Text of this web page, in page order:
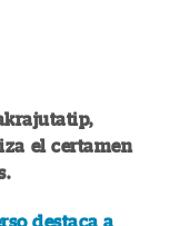
el certamen